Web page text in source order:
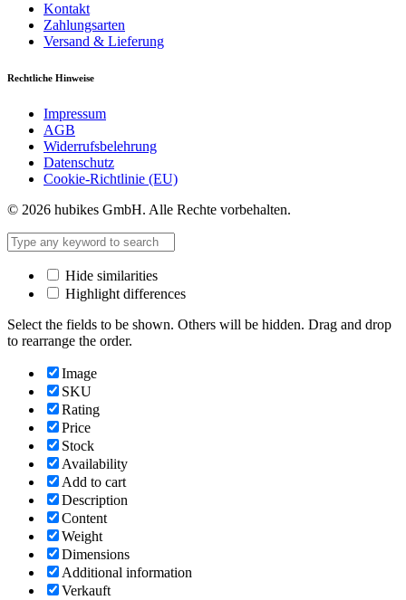
Kontakt
Zahlungsarten
Versand & Lieferung
Rechtliche Hinweise
Impressum
AGB
Widerrufsbelehrung
Datenschutz
Cookie-Richtlinie (EU)
© 2026 hubikes GmbH. Alle Rechte vorbehalten.
Hide similarities
Highlight differences
Select the fields to be shown. Others will be hidden. Drag and drop
to rearrange the order.
Image
SKU
Rating
Price
Stock
Availability
Add to cart
Description
Content
Weight
Dimensions
Additional information
Verkauft